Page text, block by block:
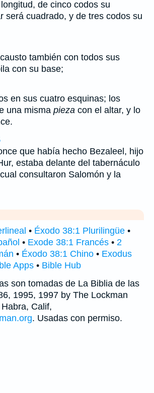
de cinco codos su
será cuadrado, y de tres codos su
también con todos sus
con su base;
en sus cuatro esquinas; los
una misma pieza con el altar, y lo
que había hecho Bezaleel, hijo
estaba delante del tabernáculo
consultaron Salomón y la
• Éxodo 38:1 Plurilingüe •
• Exode 38:1 Francés • 2
• Éxodo 38:1 Chino • Exodus
Apps • Bible Hub
son tomadas de La Biblia de las
1995, 1997 by The Lockman
Calif,
. Usadas con permiso.